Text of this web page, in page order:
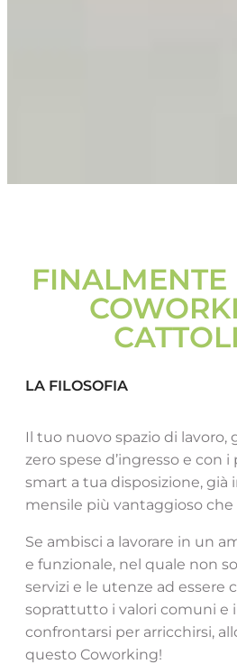
IL MIGLIOR AMBIENTE PER
IN COWORKING A CATTOLICA
LA FILOSOFIA
Il tuo nuovo spazio di lavoro,
zero spese d’ingresso e con
smart a tua disposizione, già
mensile più vantaggioso che
Se ambisci a lavorare in un
e funzionale, nel quale non
servizi e le utenze ad essere
soprattutto i valori comuni e
confrontarsi per arricchirsi,
questo Coworking!